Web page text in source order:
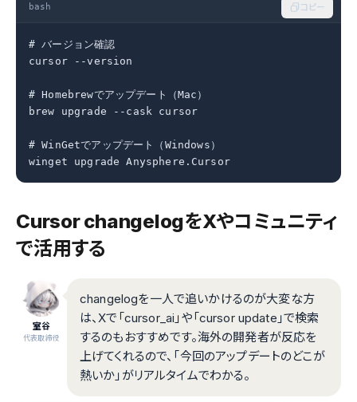
bash コピー
# バージョン確認
cursor --version
# Homebrewでアップデート（Mac）
brew upgrade --cask cursor
# WinGetでアップデート（Windows）
winget upgrade Anysphere.Cursor
Cursor changelogをXやコミュニティ
で活用する
室谷
代表取締役
changelogを一人で追いかけるのが大変な方
は、Xで「cursor_ai」や「cursor update」で検索
するのもおすすめです。海外の開発者が反応を
上げてくれるので、「今回のアップデートのどこが
熱いか」がリアルタイムでわかる。